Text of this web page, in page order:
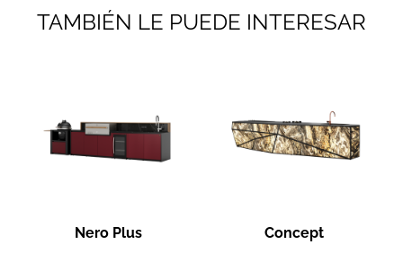
TAMBIÉN LE PUEDE INTERESAR
Nero Plus Concept